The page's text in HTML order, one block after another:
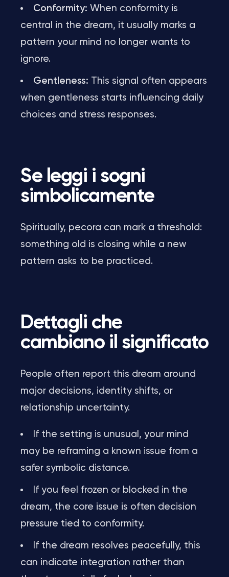
Conformity: When conformity is
central in the dream, it usually marks a
pattern your mind no longer wants to
ignore.
Gentleness: This signal often appears
when gentleness starts influencing daily
choices and stress responses.
Se leggi i sogni
simbolicamente
Spiritually, pecora can mark a threshold:
something old is closing while a new
pattern asks to be practiced.
Dettagli che
cambiano il significato
People often report this dream around
major decisions, identity shifts, or
relationship uncertainty.
If the setting is unusual, your mind
may be reframing a known issue from a
safer symbolic distance.
If you feel frozen or blocked in the
dream, the core issue is often decision
pressure tied to conformity.
If the dream resolves peacefully, this
can indicate integration rather than